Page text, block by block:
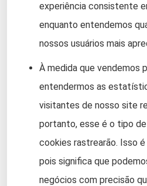
experiência consistente
enquanto entendemos
nossos usuários mais
À medida que vendemos
entendermos as
visitantes de nosso site
portanto, esse é o tipo
cookies rastrearão. Isso
pois significa que
negócios com precisão